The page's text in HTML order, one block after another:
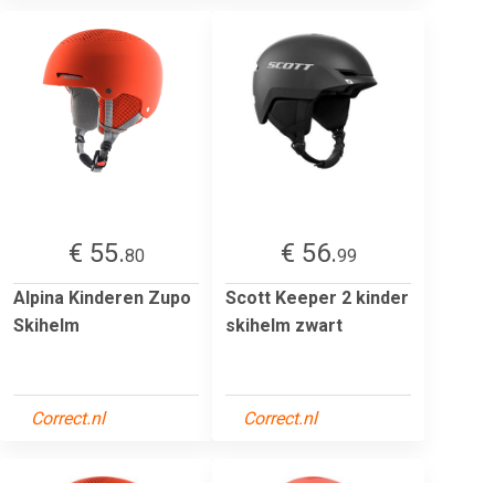
€ 55.80
Alpina Kinderen Zupo
Skihelm
Correct.nl
€ 56.99
Scott Keeper 2 kinder
skihelm zwart
Correct.nl